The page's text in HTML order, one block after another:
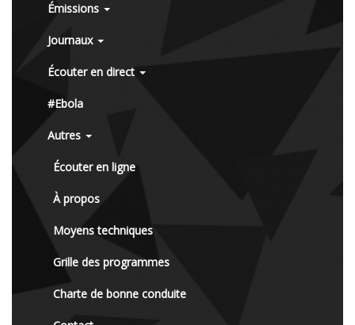
Émissions
Journaux
Écouter en direct
#Ebola
Autres
Écouter en ligne
À propos
Moyens techniques
Grille des programmes
Charte de bonne conduite